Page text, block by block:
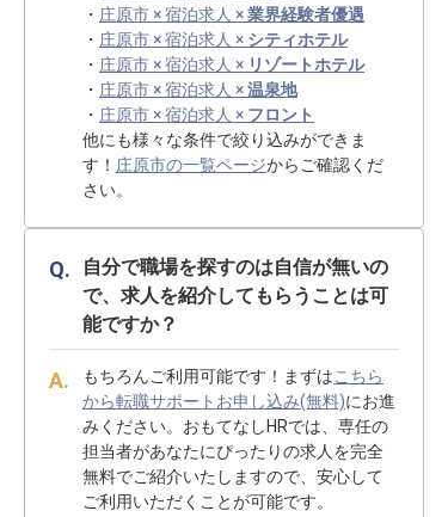
・ 庄原市 × 宿泊求人 ×業界経験者優遇
・ 庄原市 × 宿泊求人 × シティホテル
・ 庄原市 × 宿泊求人 × リゾートホテル
・ 庄原市 × 宿泊求人 ×温泉地
・ 庄原市 × 宿泊求人 × フロント
他にも様々な条件で絞り込みができま
す！ 庄原市の一覧ページからご確認くだ
さい。
自分で職場を探すのは自信が無いの
で、求人を紹介してもらうことは可
能ですか？
もちろんご利用可能です！まずはこちら
から転職サポートお申し込み(無料)にお進
みください。おもてなしHRでは、専任の
担当者があなたにぴったりの求人を完全
無料でご紹介いたしますので、安心して
ご利用いただくことが可能です。